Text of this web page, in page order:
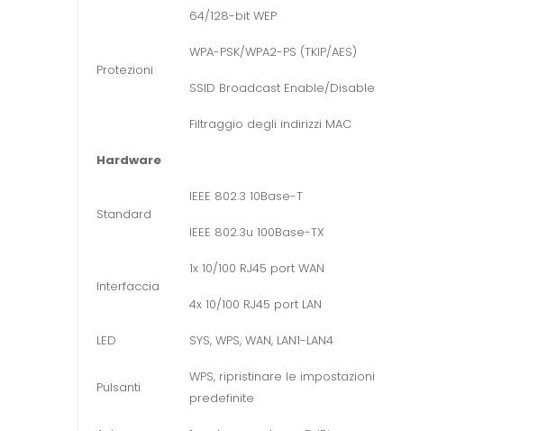
Protezioni
64/128-bit WEP
WPA-PSK/WPA2-PS (TKIP/AES)
SSID Broadcast Enable/Disable
Filtraggio degli indirizzi MAC
Hardware
Standard
IEEE 802.3 10Base-T
IEEE 802.3u 100Base-TX
Interfaccia
1x 10/100 RJ45 port WAN
4x 10/100 RJ45 port LAN
LED SYS, WPS, WAN, LAN1-LAN4
Pulsanti
WPS, ripristinare le impostazioni
predefinite